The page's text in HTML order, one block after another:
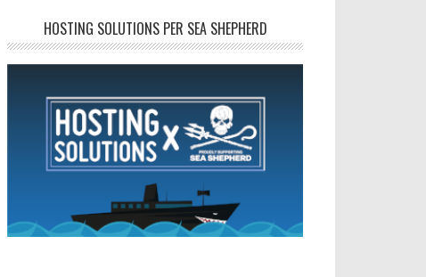
HOSTING SOLUTIONS PER SEA SHEPHERD